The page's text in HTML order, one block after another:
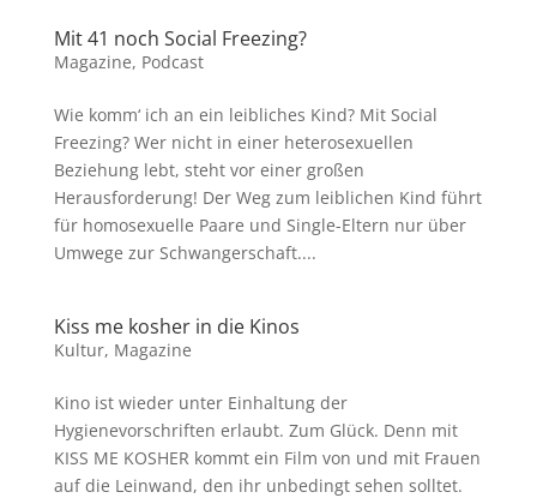
Mit 41 noch Social Freezing?
Magazine, Podcast
Wie komm‘ ich an ein leibliches Kind? Mit Social
Freezing? Wer nicht in einer heterosexuellen
Beziehung lebt, steht vor einer großen
Herausforderung! Der Weg zum leiblichen Kind führt
für homosexuelle Paare und Single-Eltern nur über
Umwege zur Schwangerschaft....
Kiss me kosher in die Kinos
Kultur, Magazine
Kino ist wieder unter Einhaltung der
Hygienevorschriften erlaubt. Zum Glück. Denn mit
KISS ME KOSHER kommt ein Film von und mit Frauen
auf die Leinwand, den ihr unbedingt sehen solltet.